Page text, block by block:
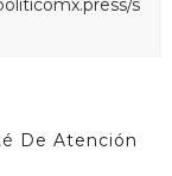
s
De Atención